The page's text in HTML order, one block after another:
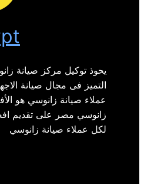
يحوذ توكيل مركز صيانة
التميز فى مجال صيانة
عملاء صيانة زانوسي هو
زانوسي مصر على تقديم
لكل عملاء صيانة زانوسي